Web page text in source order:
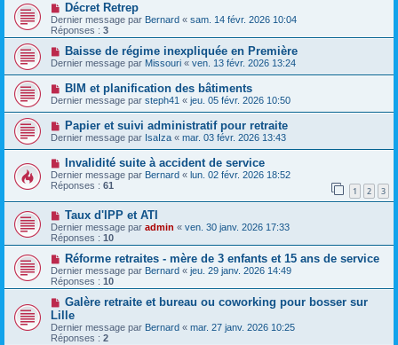
Décret Retrep
Dernier message par Bernard « sam. 14 févr. 2026 10:04
Réponses : 3
Baisse de régime inexpliquée en Première
Dernier message par Missouri « ven. 13 févr. 2026 13:24
BIM et planification des bâtiments
Dernier message par steph41 « jeu. 05 févr. 2026 10:50
Papier et suivi administratif pour retraite
Dernier message par IsaIza « mar. 03 févr. 2026 13:43
Invalidité suite à accident de service
Dernier message par Bernard « lun. 02 févr. 2026 18:52
Réponses : 61 1 2 3
Taux d'IPP et ATI
Dernier message par admin « ven. 30 janv. 2026 17:33
Réponses : 10
Réforme retraites - mère de 3 enfants et 15 ans de service
Dernier message par Bernard « jeu. 29 janv. 2026 14:49
Réponses : 10
Galère retraite et bureau ou coworking pour bosser sur
Lille
Dernier message par Bernard « mar. 27 janv. 2026 10:25
Réponses : 2